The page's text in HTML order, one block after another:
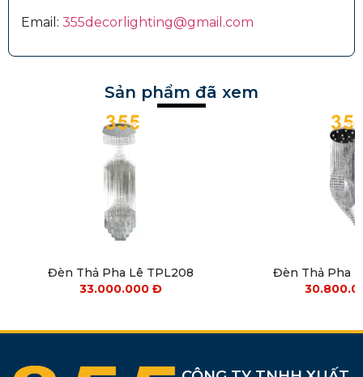
Email: 355decorlighting@gmail.com
Sản phẩm đã xem
Đèn Thả Pha Lê TPL208
33.000.000Đ
Đèn Thả Pha